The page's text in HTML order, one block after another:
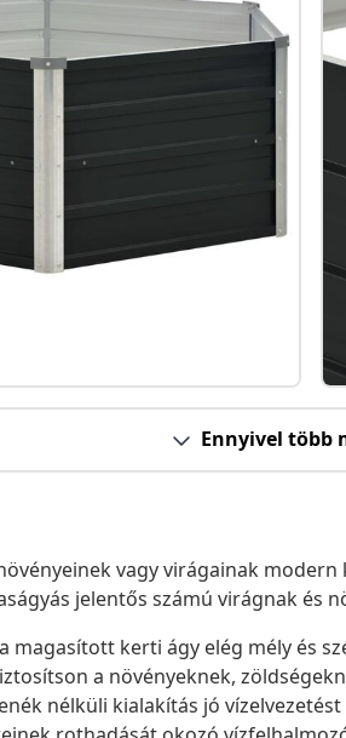
Ennyivel több
vagy virágainak
jelentős számú virágnak és
magasított kerti ágy elég mély és
a növényeknek,
nélküli kialakítás jó